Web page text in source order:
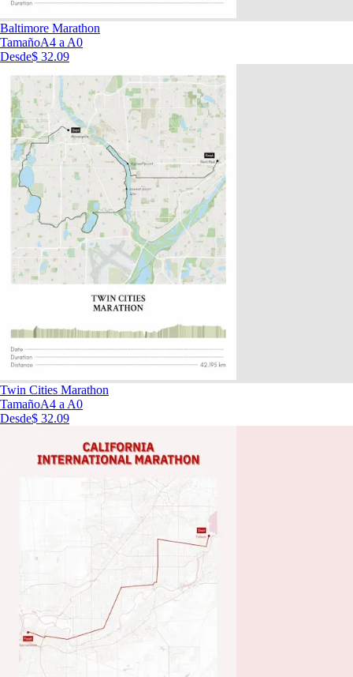
Baltimore Marathon
TamañoA4 a A0
Desde$ 32.09
Twin Cities Marathon
TamañoA4 a A0
Desde$ 32.09